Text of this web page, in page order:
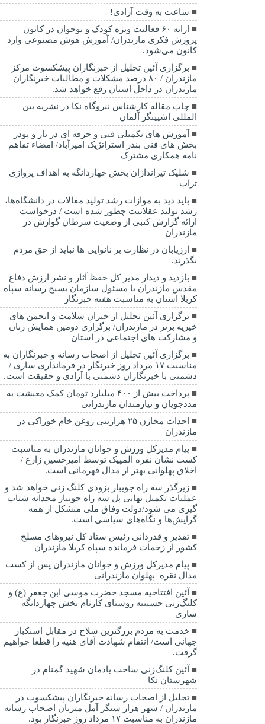
ساعت به وقت آزادی!
ارائه ۶۰ فعالیت ویژه کودک و نوجوان در کانون
پرورش فکری مازندران/ آموزش هوش مصنوعی وارد
کانون می‌شود.
برگزاری آئین تجلیل از خبرنگاران پیشکسوت مرکز
مازندران / ۸۰ درصد مشکلات و مطالبات خبرنگاران
مازندران در داخل استان رفع خواهد شد.
چاپ مقاله کارشناس نيروگاه نكا در نشریه بین
المللی اشپینگر آلمان
آموزش های تکمیلی فنی و حرفه ای در تار و پودر
بخش های فنی بندر استراتژیک امیرآباد/ امضاء تفاهم
نامه همکاری مشترک
شلیک تیراندازان بخش چهاردانگه به اهداف پروازی
تراپ
باید دید به موازات رشد تولید مقالات در دانشگاه‌ها،
رشد تولید عقلانیت چطور شده است / درخواست
ارائه گزارش کتبی از وضعیت سرطان گوارش در
مازندران
ارزیابان در نظارت بر نانوایی ها نباید از حق مردم
بگذرند.
بازدید و دیدار مدیر کل حفظ آثار و نشر ارزش دفاع
مقدس مازندران با مسئول سازمان بسیج رسانه سپاه
کربلا استان به مناسبت هفته خبرنگار
برگزاری آئین تجلیل از خیران سلامت و انجمن های
خیریه برتر در مازندران/ برگزاری دومین همایش زنان
و مشارکت های اجتماعی در استان
برگزاری آئین تجلیل از اصحاب رسانه و خبرنگاران به
مناسبت ۱۷ مرداد روز خبرنگار در فرمانداری ساری /
دشمنی با خبرنگاران دشمنی با آزادی و حقیقت است.
پرداخت بیش از ۴۰۰ میلیارد تومان کمک معیشت به
مددجویان و نیازمندان مازندرانی
احداث مخازن ۲۵ هزارتنی روغن خام خوراکی در
مازندران
پیام مدیرکل ورزش و جوانان مازندران به مناسبت
کسب نشان نقره المپیک توسط امیرحسین زارع /
اخلاق پهلوانی بهتر ار مدال قهرمانی است.
زیرگذر سه راه جویبار بزودی کلنگ زنی خواهد شد و
عملیات تکمیل نهایی پل سه راه جویبار مجدانه شتاب
گیری می شود/دولت وفاق ملی متشکل از همه
گرایش‌ها و نگاه‌های سیاسی است.
تقدیر و قدردانی رئیس ستاد کل نیرو‌های مسلح
کشور از زحمات فرمانده سپاه کربلا مازندران
پیام مدیرکل ورزش و جوانان مازندران پس از کسب
مدال نقره پهلوان مازندرانی
آئین افتتاحیه مسجد حضرت موسی ابن جعفر (ع) و
کلنگ‌زنی حسینیه روستای کارنام بخش چهاردانگه
ساری
خدمت به مردم بزرگترین سلاح در مقابل استکبار
جهانی است/ انتقام شهادت آقای هنیه را قطعا خواهیم
گرفت.
آئین کلنگ‌زنی ساخت یادمان شهید گمنام در
شهرستان نکا
تجلیل از اصحاب رسانه خبرنگاران پیشکسوت در
مازندران / شهر هزار سنگر آمل میزبان اصحاب رسانه
مازندران به مناسبت ۱۷ مرداد روز خبرنگار بود.